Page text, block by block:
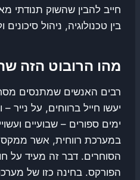
חייב להבין שהשוק תנודתי
בין טכנולוגיה, ניהול
מהו הרובוט הזה
רבים האנשים שמתנסים
יעשו חייל ברווחים, על נייר
ימים ספורים – שבועיים
במערכת רווחית, אשר
הסוחרים. דבר זה מעיד על
הפורקס. בחינה כזו של